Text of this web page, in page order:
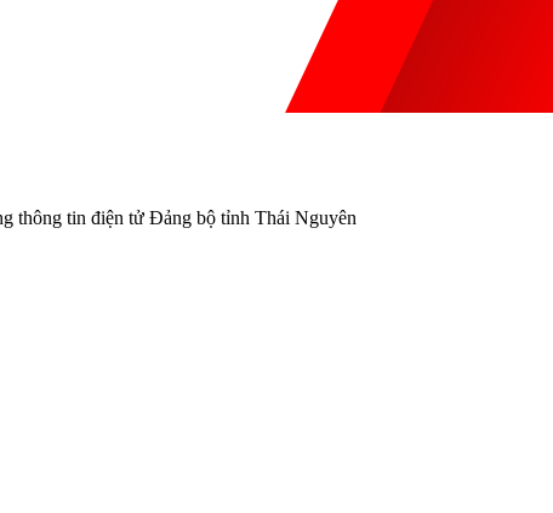
thông tin điện tử Đảng bộ tỉnh Thái Nguyên